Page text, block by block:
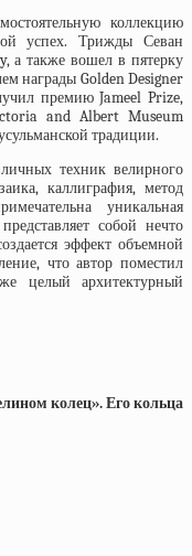
коллекцию
успех. Трижды Севан
а также вошел в пятерку
награды Golden Designer
премию Jameel Prize,
and Albert Museum
традиции.
техник велирного
каллиграфия, метод
уникальная
собой нечто
эффект объемной
что автор поместил
целый архитектурный
колец». Его кольца